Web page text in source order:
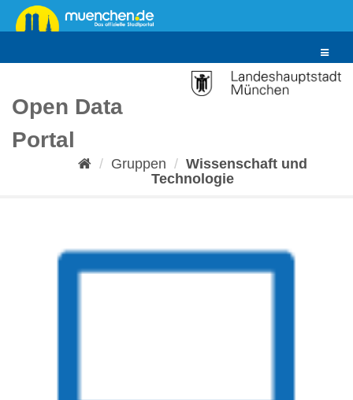
Überspringen
zum
Toggle
Open Data
Portal
Gruppen
Wissenschaft und
Technologie